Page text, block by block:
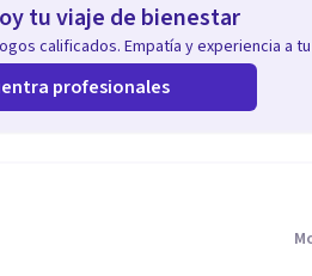
tu viaje de bienestar
calificados. Empatía y experiencia a
profesionales